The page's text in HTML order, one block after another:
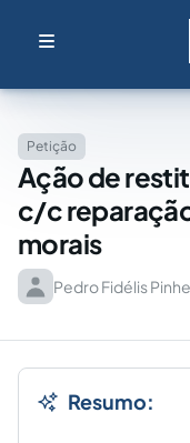
Petição
Ação de
c/c
morais
Pedro Fidélis
Resumo: